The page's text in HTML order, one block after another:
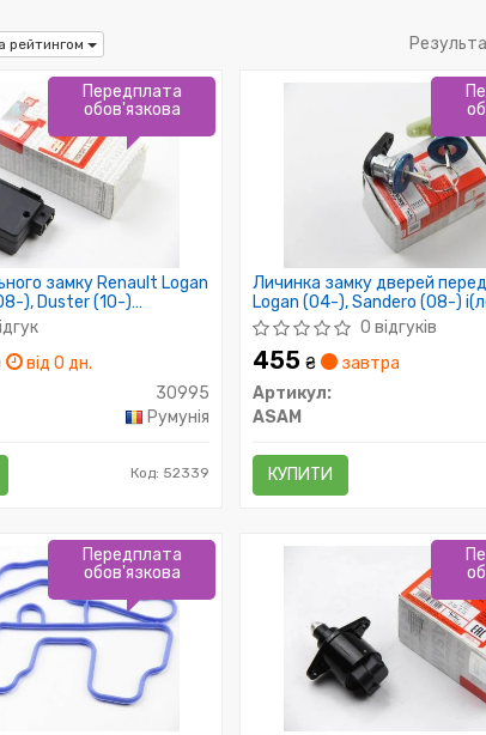
рейтингом
замку Renault Logan
), Duster (10-)
(30995) Asam
від 0 дн.
30995
Румунія
Код: 52339
Передплата
обов'язкова
Личинка замку дверей
Logan (04-), Sandero (08-)
(30824) Asam0 відгуків
455₴
завтра
Артикул:
ASAM
КУПИТИ
Передплата
обов'язкова